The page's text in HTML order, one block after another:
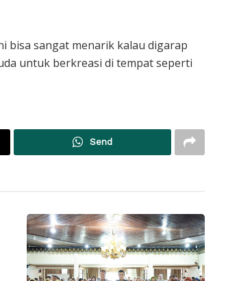
bisa sangat menarik kalau digarap
untuk berkreasi di tempat seperti
Send